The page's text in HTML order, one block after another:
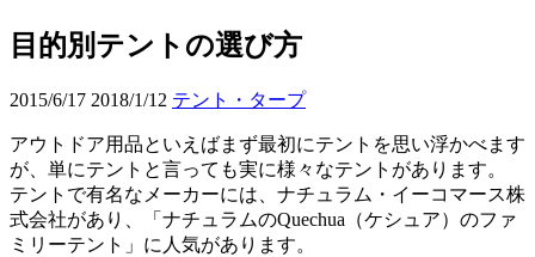
目的別テントの選び方
2015/6/17 2018/1/12 テント・タープ
アウトドア用品といえばまず最初にテントを思い浮かべます
が、単にテントと言っても実に様々なテントがあります。
テントで有名なメーカーには、ナチュラム・イーコマース株
式会社があり、「ナチュラムのQuechua（ケシュア）のファ
ミリーテント」に人気があります。